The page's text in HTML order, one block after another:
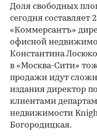
Доля свободных
сегодня составляет
«Коммерсантъ»
офисной
Константина
в «Москва-Сити»
продажи идут
издания директор
клиентами
недвижимости
Богородицкая.